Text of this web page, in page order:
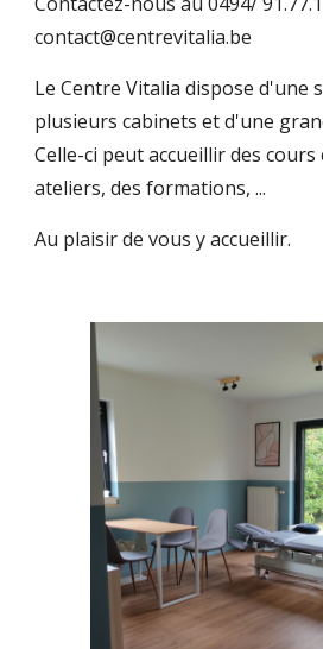
contact@centrevitalia.be
Le Centre Vitalia dispose d'une
plusieurs cabinets et d'une
Celle-ci peut accueillir des cours
ateliers, des formations, ...
Au plaisir de vous y accueillir.